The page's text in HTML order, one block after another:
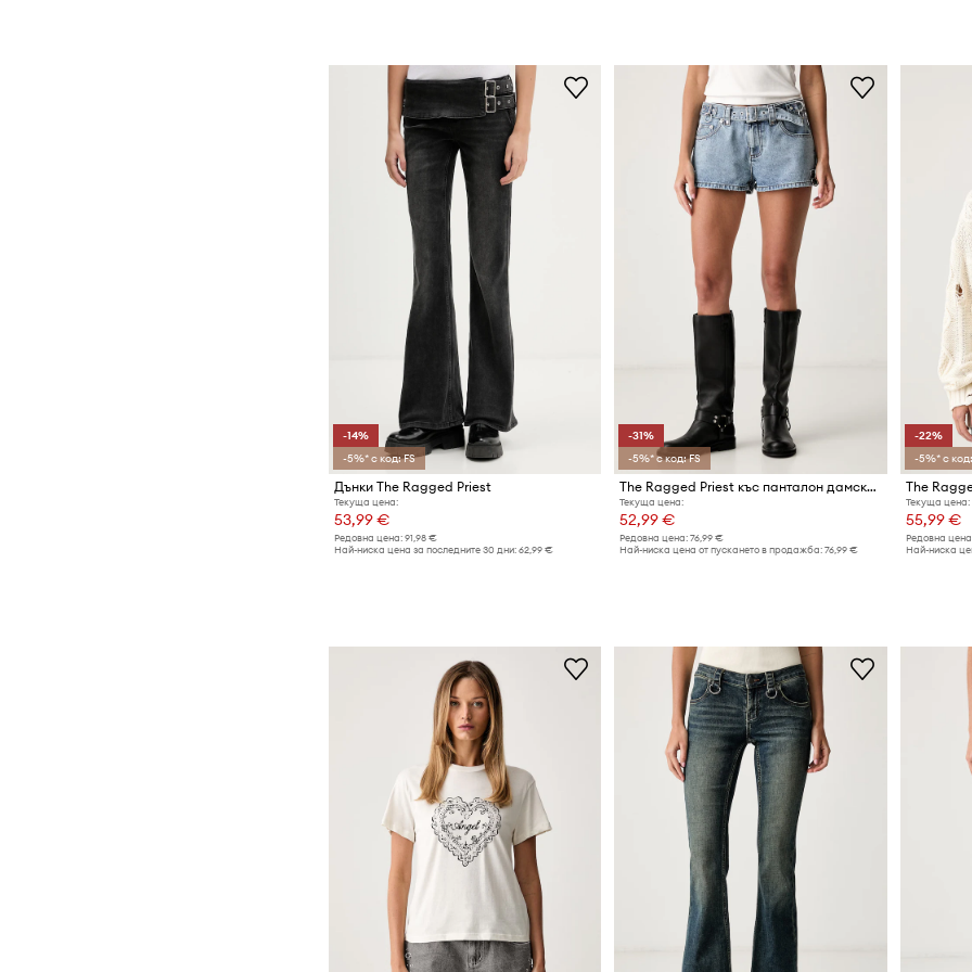
-14%
-5%* с код: FS
Дънки The Ragged Priest
Текуща цена:
53,99 €
Редовна цена: 91,98 €
Най-ниска цена за последните 30 дни: 62,99 €
-31%
-5%* с код: FS
The Ragged Priest къс панталон дамски от деним
Текуща цена:
52,99 €
Редовна цена: 76,99 €
Най-ниска цена от пускането в продажба: 76,99 €
-22%
-5%* с
The
Текуща цена:
55,99 €
Редовна
Най-ниска